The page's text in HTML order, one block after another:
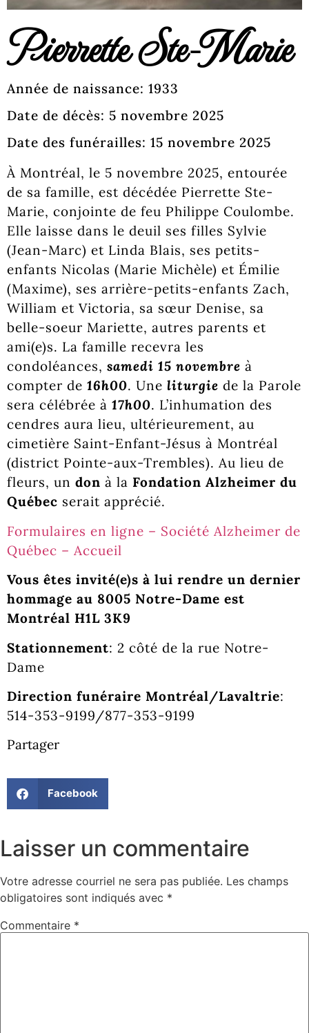
Pierrette Ste-Marie
Année de naissance: 1933
Date de décès: 5 novembre 2025
Date des funérailles: 15 novembre 2025
À Montréal, le 5 novembre 2025, entourée
de sa famille, est décédée Pierrette Ste-
Marie, conjointe de feu Philippe Coulombe.
Elle laisse dans le deuil ses filles Sylvie
(Jean-Marc) et Linda Blais, ses petits-
enfants Nicolas (Marie Michèle) et Émilie
(Maxime), ses arrière-petits-enfants Zach,
William et Victoria, sa sœur Denise, sa
belle-soeur Mariette, autres parents et
ami(e)s. La famille recevra les
condoléances, samedi 15 novembre à
compter de 16h00. Une liturgie de la Parole
sera célébrée à 17h00. L’inhumation des
cendres aura lieu, ultérieurement, au
cimetière Saint-Enfant-Jésus à Montréal
(district Pointe-aux-Trembles). Au lieu de
fleurs, un don à la Fondation Alzheimer du
Québec serait apprécié.
Formulaires en ligne – Société Alzheimer de
Québec – Accueil
Vous êtes invité(e)s à lui rendre un dernier
hommage au 8005 Notre-Dame est
Montréal H1L 3K9
Stationnement: 2 côté de la rue Notre-
Dame
Direction funéraire Montréal/Lavaltrie:
514-353-9199/877-353-9199
Partager
Facebook
Laisser un commentaire
Votre adresse courriel ne sera pas publiée. Les champs
obligatoires sont indiqués avec *
Commentaire *